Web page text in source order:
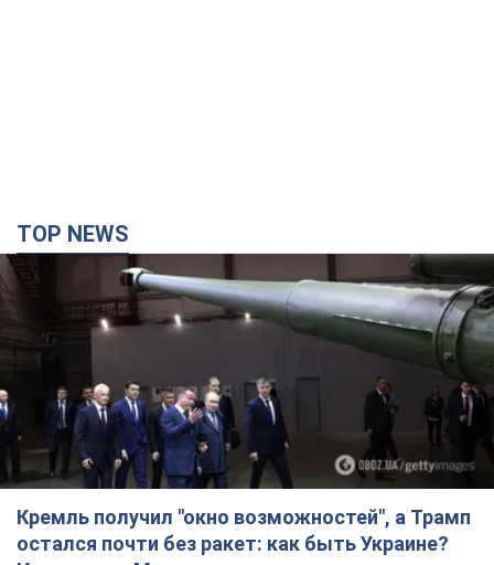
TOP NEWS
Кремль получил "окно возможностей", а Трамп
остался почти без ракет: как быть Украине?